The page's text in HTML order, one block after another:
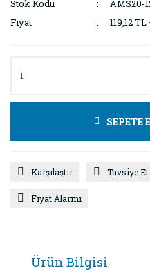
Stok Kodu
AMS20-
Fiyat
119,12
SEPETE
Karşılaştır Tavsiye Et
Fiyat Alarmı
Ürün Bilgisi